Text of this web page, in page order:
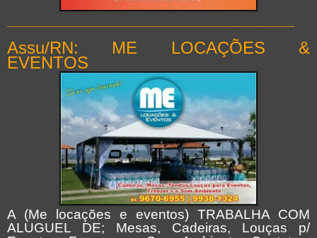
Assu/RN: ME LOCAÇÕES &
EVENTOS
A (Me locações e eventos) TRABALHA COM
ALUGUEL DE; Mesas, Cadeiras, Louças p/